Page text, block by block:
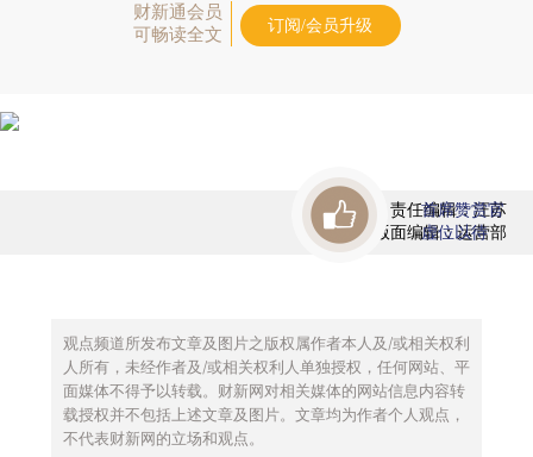
财新通会员
可畅读全文
订阅/会员升级
责任编辑：汪苏
版面编辑：运营部
首席赞赏官
虚位以待
观点频道所发布文章及图片之版权属作者本人及/或相关权利
人所有，未经作者及/或相关权利人单独授权，任何网站、平
面媒体不得予以转载。财新网对相关媒体的网站信息内容转
载授权并不包括上述文章及图片。文章均为作者个人观点，
不代表财新网的立场和观点。